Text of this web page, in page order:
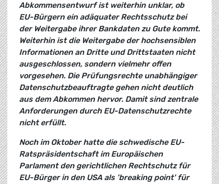
Abkommensentwurf ist weiterhin unklar, ob
EU-Bürgern ein adäquater Rechtsschutz bei
der Weitergabe ihrer Bankdaten zu Gute kommt.
Weiterhin ist die Weitergabe der hochsensiblen
Informationen an Dritte und Drittstaaten nicht
ausgeschlossen, sondern vielmehr offen
vorgesehen. Die Prüfungsrechte unabhängiger
Datenschutzbeauftragte gehen nicht deutlich
aus dem Abkommen hervor. Damit sind zentrale
Anforderungen durch EU-Datenschutzrechte
nicht erfüllt.
Noch im Oktober hatte die schwedische EU-
Ratspräsidentschaft im Europäischen
Parlament den gerichtlichen Rechtschutz für
EU-Bürger in den USA als 'breaking point' für